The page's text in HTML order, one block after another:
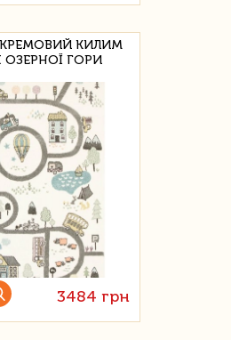
КРЕМОВИЙ КИЛИМ
ГОРИ
3484 грн